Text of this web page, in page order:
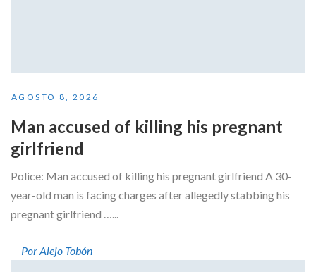
AGOSTO 8, 2026
Man accused of killing his pregnant
girlfriend
Police: Man accused of killing his pregnant girlfriend A 30-
year-old man is facing charges after allegedly stabbing his
pregnant girlfriend …...
Por Alejo Tobón